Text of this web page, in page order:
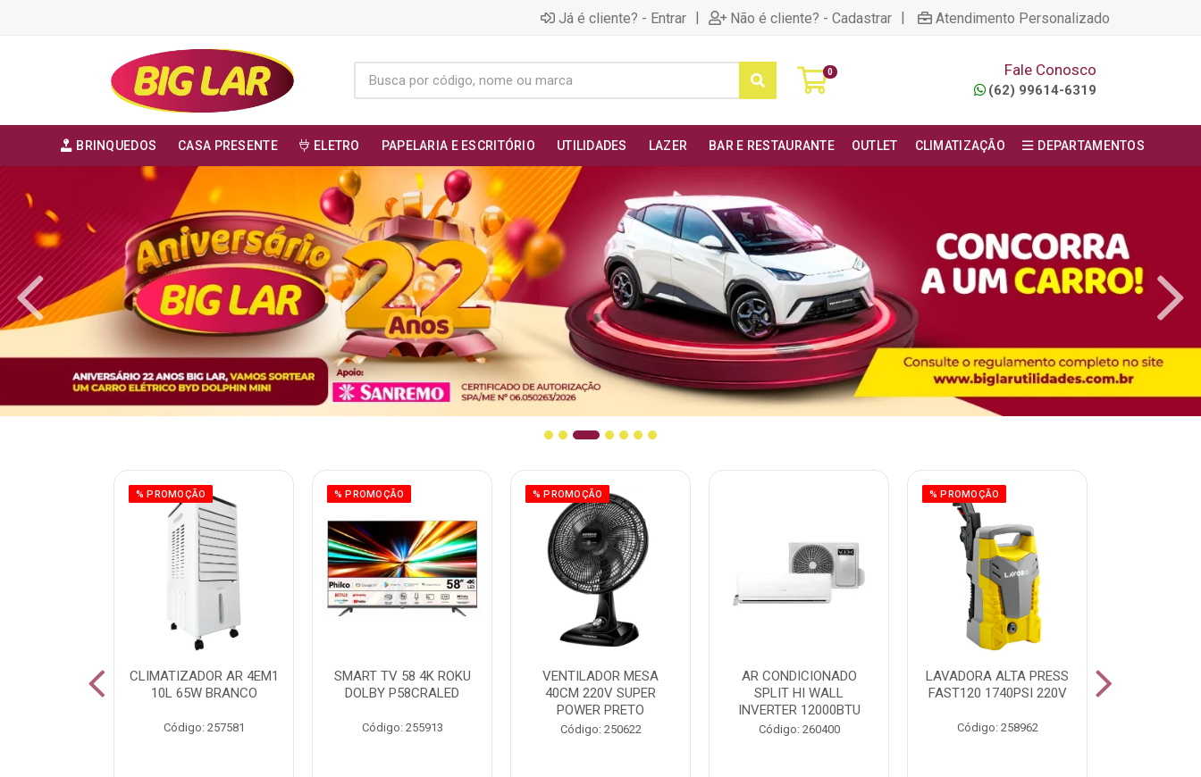
Já é cliente? - Entrar | Não é cliente? - Cadastrar | Atendimento Personalizado
0 Fale Conosco
(62) 99614-6319
BRINQUEDOS CASA PRESENTE ELETRO PAPELARIA E ESCRITÓRIO UTILIDADES LAZER BAR E RESTAURANTE OUTLET CLIMATIZAÇÃO DEPARTAMENTOS
% PROMOÇÃO
CLIMATIZADOR AR 4EM1
10L 65W BRANCO
Código: 257581
% PROMOÇÃO
SMART TV 58 4K ROKU
DOLBY P58CRALED
Código: 255913
% PROMOÇÃO
VENTILADOR MESA
40CM 220V SUPER
POWER PRETO
Código: 250622
AR CONDICIONADO
SPLIT HI WALL
INVERTER 12000BTU
Código: 260400
% PROMOÇÃO
LAVADORA ALTA PRESS
FAST120 1740PSI 220V
Código: 258962